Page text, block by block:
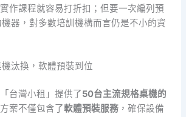
作課程就容易打折扣；但要一次編列預
器，對多數培訓機構而言仍是不小的資
汰換，軟體預裝到位
台灣小租」提供了50台主流規格桌機的
方案不僅包含了軟體預裝服務 ，確保設備